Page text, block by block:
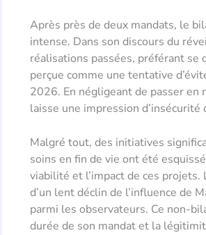
Après près de deux mandats, le
intense. Dans son discours du
réalisations passées, préférant se
perçue comme une tentative
2026. En négligeant de passer en
laisse une impression d’insécurité
Malgré tout, des initiatives
soins en fin de vie ont été
viabilité et l’impact de ces
d’un lent déclin de l’influence de
parmi les observateurs. Ce non-
durée de son mandat et la